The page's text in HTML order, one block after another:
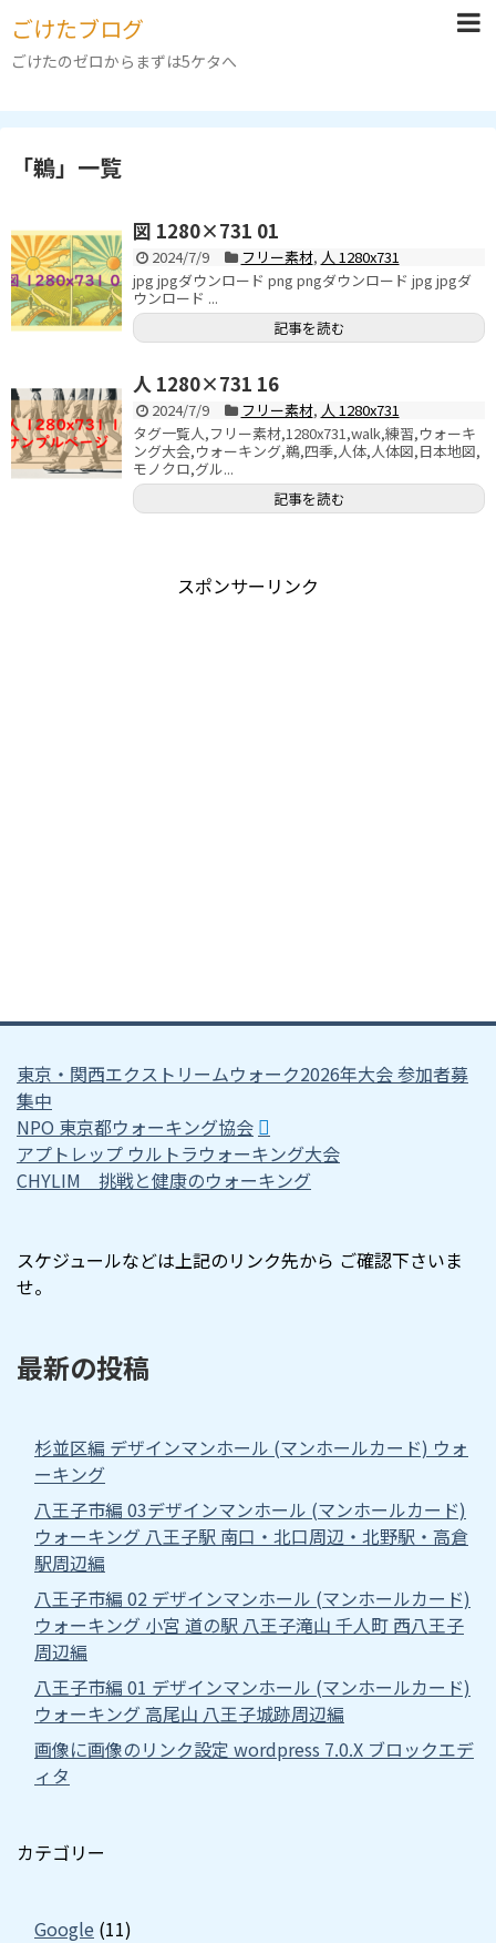
ごけたブログ
ごけたのゼロからまずは5ケタへ
「鵜」 一覧
図 1280×731 01
2024/7/9 フリー素材, 人 1280x731
jpg jpgダウンロード png pngダウンロード jpg jpgダ
ウンロード ...
記事を読む
人 1280×731 16
2024/7/9 フリー素材, 人 1280x731
タグ一覧人,フリー素材,1280x731,walk,練習,ウォーキ
ング大会,ウォーキング,鵜,四季,人体,人体図,日本地図,
モノクロ,グル...
記事を読む
スポンサーリンク
東京・関西エクストリームウォーク2026年大会 参加者募
集中
NPO 東京都ウォーキング協会
アプトレップ ウルトラウォーキング大会
CHYLIM 挑戦と健康のウォーキング
スケジュールなどは上記のリンク先から ご確認下さいま
せ。
最新の投稿
杉並区編 デザインマンホール (マンホールカード) ウォ
ーキング
八王子市編 03デザインマンホール (マンホールカード)
ウォーキング 八王子駅 南口・北口周辺・北野駅・高倉
駅周辺編
八王子市編 02 デザインマンホール (マンホールカード)
ウォーキング 小宮 道の駅 八王子滝山 千人町 西八王子
周辺編
八王子市編 01 デザインマンホール (マンホールカード)
ウォーキング 高尾山 八王子城跡周辺編
画像に画像のリンク設定 wordpress 7.0.X ブロックエデ
ィタ
カテゴリー
Google (11)